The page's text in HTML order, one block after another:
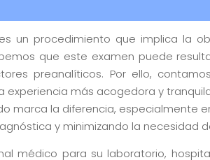
un procedimiento que implica la
que este examen puede
preanalíticos. Por ello,
más acogedora y
marca la diferencia, especialmente
y minimizando la necesidad
médico para su laboratorio,